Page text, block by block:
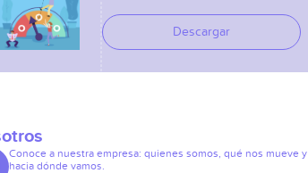
Descargar
Conoce a nuestra empresa: quienes somos, qué nos mueve y
hacia dónde vamos.